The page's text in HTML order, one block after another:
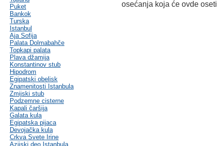
Puket
Bankok
Turska
Istanbul
Aja Sofija
Palata Dolmabahče
Topkapi palata
Plava džamija
Konstantinov stub
Hipodrom
Egipatski obelisk
Znamenitosti Istanbula
Zmijski stub
Podzemne cisterne
Kapali čaršija
Galata kula
Egipatska pijaca
Devojačka kula
Crkva Svete Irine
Azijski deo Istanbula
osećanja koja će ovde